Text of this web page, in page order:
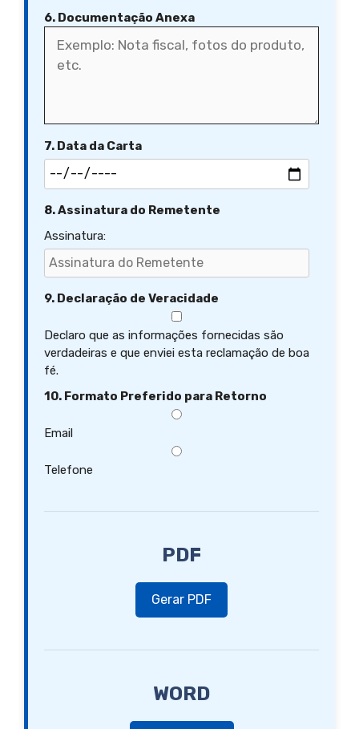
6. Documentação Anexa
7. Data da Carta
8. Assinatura do Remetente
Assinatura:
9. Declaração de Veracidade
Declaro que as informações fornecidas são
verdadeiras e que enviei esta reclamação de boa
fé.
10. Formato Preferido para Retorno
Email
Telefone
PDF
Gerar PDF
WORD